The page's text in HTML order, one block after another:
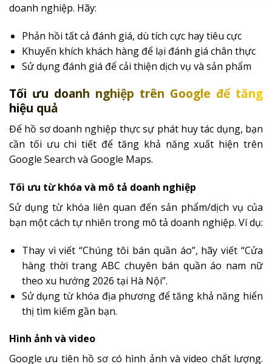
doanh nghiệp. Hãy:
Phản hồi tất cả đánh giá, dù tích cực hay tiêu cực
Khuyến khích khách hàng để lại đánh giá chân thực
Sử dụng đánh giá để cải thiện dịch vụ và sản phẩm
Tối ưu doanh nghiệp trên Google để tăng
hiệu quả
Để hồ sơ doanh nghiệp thực sự phát huy tác dụng, bạn
cần tối ưu chi tiết để tăng khả năng xuất hiện trên
Google Search và Google Maps.
Tối ưu từ khóa và mô tả doanh nghiệp
Sử dụng từ khóa liên quan đến sản phẩm/dịch vụ của
bạn một cách tự nhiên trong mô tả doanh nghiệp. Ví dụ:
Thay vì viết “Chúng tôi bán quần áo”, hãy viết “Cửa
hàng thời trang ABC chuyên bán quần áo nam nữ
theo xu hướng 2026 tại Hà Nội”.
Sử dụng từ khóa địa phương để tăng khả năng hiển
thị tìm kiếm gần bạn.
Hình ảnh và video
Google ưu tiên hồ sơ có hình ảnh và video chất lượng.